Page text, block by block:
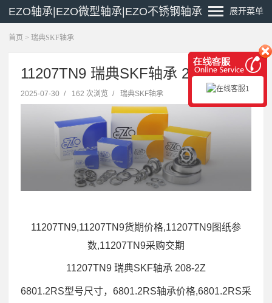
EZO轴承|EZO微型轴承|EZO不锈钢轴承 展开菜单
首页 > 瑞典SKF轴承
11207TN9 瑞典SKF轴承 208-2Z
2025-07-30 / 162 次浏览 / 瑞典SKF轴承
11207TN9,11207TN9货期价格,11207TN9图纸参
数,11207TN9采购交期
11207TN9 瑞典SKF轴承 208-2Z
6801.2RS型号尺寸，6801.2RS轴承价格,6801.2RS采